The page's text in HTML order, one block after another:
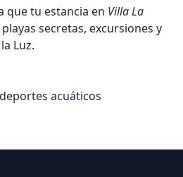
que tu estancia en Villa La
secretas, excursiones y
Luz.
acuáticos